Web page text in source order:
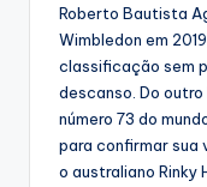
Roberto Bautista
Wimbledon em
classificação sem
descanso. Do
número 73 do
para confirmar sua
o australiano Rinky